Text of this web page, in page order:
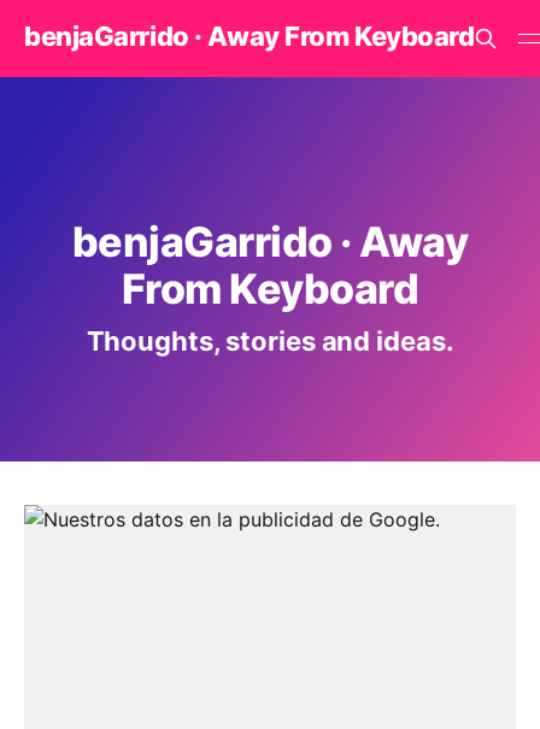
benjaGarrido · Away From Keyboard
benjaGarrido · Away
From Keyboard
Thoughts, stories and ideas.